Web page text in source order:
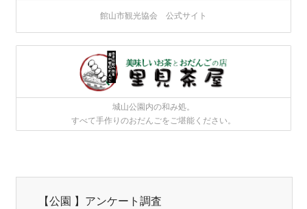
館山市観光協会 公式サイト
城山公園内の和み処。
すべて手作りのおだんごをご堪能ください。
【公園 】アンケート調査